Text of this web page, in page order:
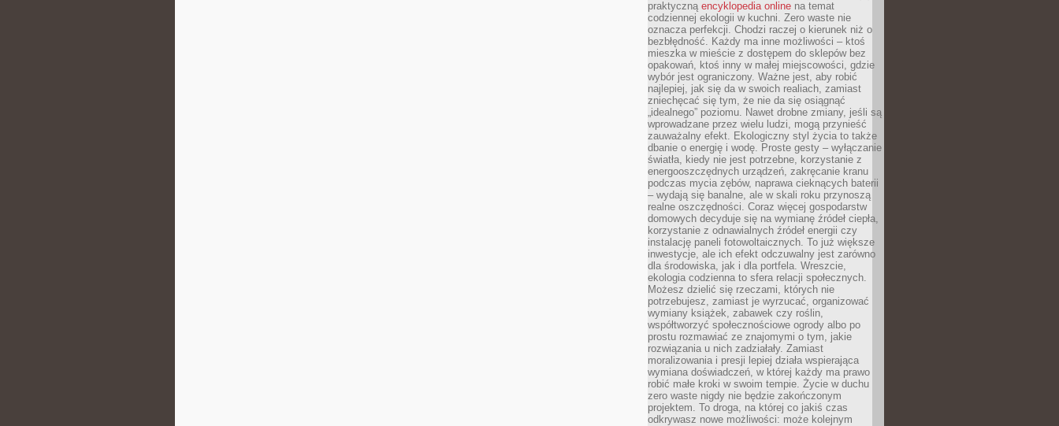
praktyczną encyklopedia online na temat
codziennej ekologii w kuchni. Zero waste nie
oznacza perfekcji. Chodzi raczej o kierunek niż o
bezbłędność. Każdy ma inne możliwości – ktoś
mieszka w mieście z dostępem do sklepów bez
opakowań, ktoś inny w małej miejscowości, gdzie
wybór jest ograniczony. Ważne jest, aby robić
najlepiej, jak się da w swoich realiach, zamiast
zniechęcać się tym, że nie da się osiągnąć
„idealnego” poziomu. Nawet drobne zmiany, jeśli są
wprowadzane przez wielu ludzi, mogą przynieść
zauważalny efekt. Ekologiczny styl życia to także
dbanie o energię i wodę. Proste gesty – wyłączanie
światła, kiedy nie jest potrzebne, korzystanie z
energooszczędnych urządzeń, zakręcanie kranu
podczas mycia zębów, naprawa cieknących baterii
– wydają się banalne, ale w skali roku przynoszą
realne oszczędności. Coraz więcej gospodarstw
domowych decyduje się na wymianę źródeł ciepła,
korzystanie z odnawialnych źródeł energii czy
instalację paneli fotowoltaicznych. To już większe
inwestycje, ale ich efekt odczuwalny jest zarówno
dla środowiska, jak i dla portfela. Wreszcie,
ekologia codzienna to sfera relacji społecznych.
Możesz dzielić się rzeczami, których nie
potrzebujesz, zamiast je wyrzucać, organizować
wymiany książek, zabawek czy roślin,
współtworzyć społecznościowe ogrody albo po
prostu rozmawiać ze znajomymi o tym, jakie
rozwiązania u nich zadziałały. Zamiast
moralizowania i presji lepiej działa wspierająca
wymiana doświadczeń, w której każdy ma prawo
robić małe kroki w swoim tempie. Życie w duchu
zero waste nigdy nie będzie zakończonym
projektem. To droga, na której co jakiś czas
odkrywasz nowe możliwości: może kolejnym